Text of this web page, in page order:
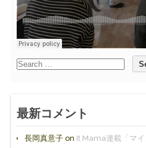
最新コメント
長岡真意子on It Mama連載「マ